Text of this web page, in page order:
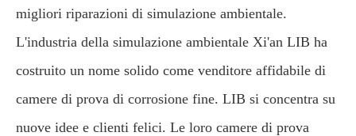
migliori riparazioni di simulazione ambientale.
L'industria della simulazione ambientale Xi'an LIB ha
costruito un nome solido come venditore affidabile di
camere di prova di corrosione fine. LIB si concentra su
nuove idee e clienti felici. Le loro camere di prova